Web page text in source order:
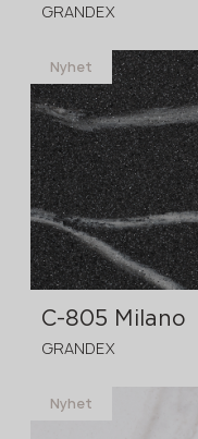
GRANDEX
3680x760x12 mm
Nyhet
C-805 Milano
GRANDEX
Nyhet